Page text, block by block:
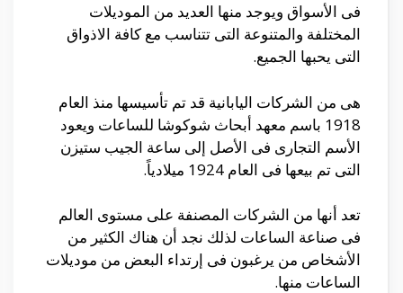
فى الأسواق ويوجد منها العديد من الموديلات
المختلفة والمتنوعة التى تتناسب مع كافة الاذواق
التى يحبها الجميع.
هى من الشركات اليابانية قد تم تأسيسها منذ العام
1918 باسم معهد أبحاث شوكوشا للساعات ويعود
الأسم التجارى فى الأصل إلى ساعة الجيب ستيزن
التى تم بيعها فى العام 1924 ميلادياً.
تعد أنها من الشركات المصنفة على مستوى العالم
فى صناعة الساعات لذلك نجد أن هناك الكثير من
الأشخاص من يرغبون فى إرتداء البعض من موديلات
الساعات منها.